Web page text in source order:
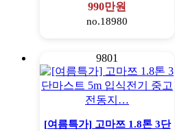
990만원
no.18980
9801
[여름특가] 고마쯔 1.8톤 3단